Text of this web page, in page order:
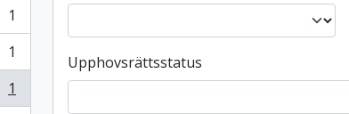
1
1
1
Upphovsrättsstatus